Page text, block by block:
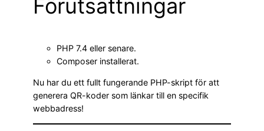
Förutsättningar
PHP 7.4 eller senare.
Composer installerat.
Nu har du ett fullt fungerande PHP-skript för att
generera QR-koder som länkar till en specifik
webbadress!